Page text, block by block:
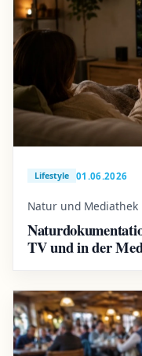
Lifestyle 01.06.2026
Natur und Mediathek
TV und in der